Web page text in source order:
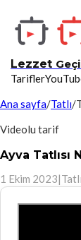
Lezzet
Tarifler
Ana sayfa/Tatlı/
Videolu tarif
Ayva Tatlısı
1 Ekim 2023|Tatlı